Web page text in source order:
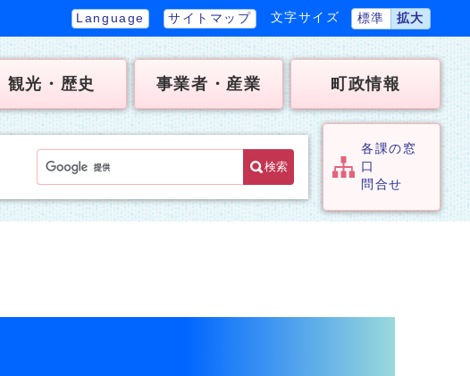
Language サイトマップ 文字サイズ 標準 拡大
観光・歴史 事業者・産業 町政情報
検索
各課の窓
口
問合せ